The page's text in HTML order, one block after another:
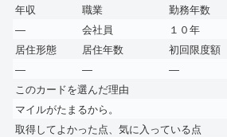
年収
職業 勤務年数
―
会社員 １０年
居住形態
居住年数 初回限度額
―
― ―
このカードを選んだ理由
マイルがたまるから。
取得してよかった点、気に入っている点